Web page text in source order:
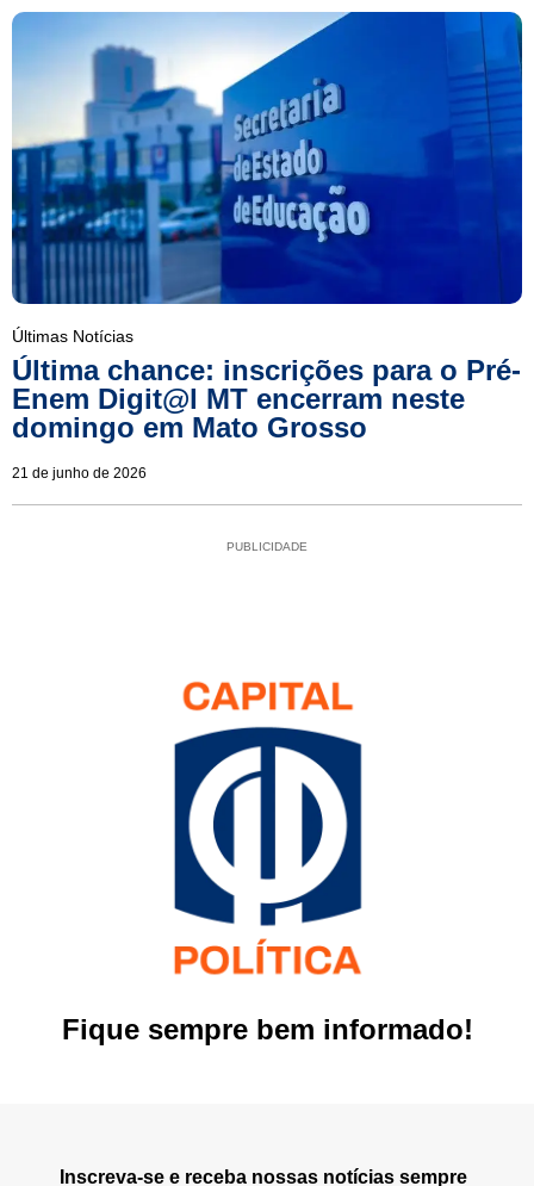
Últimas Notícias
Última chance: inscrições para o Pré-
Enem Digit@l MT encerram neste
domingo em Mato Grosso
21 de junho de 2026
PUBLICIDADE
Fique sempre bem informado!
Inscreva-se e receba nossas notícias sempre